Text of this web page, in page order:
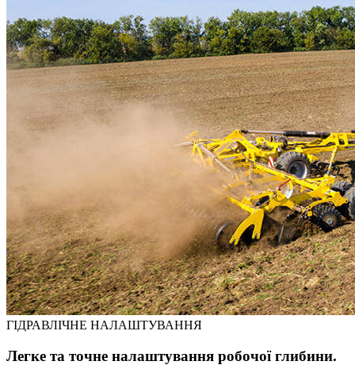
ГІДРАВЛІЧНЕ НАЛАШТУВАННЯ
Легке та точне налаштування робочої глибини.